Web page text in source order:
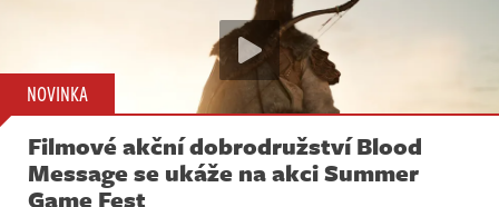
NOVINKA
Filmové akční dobrodružství Blood
Message se ukáže na akci Summer
Game Fest